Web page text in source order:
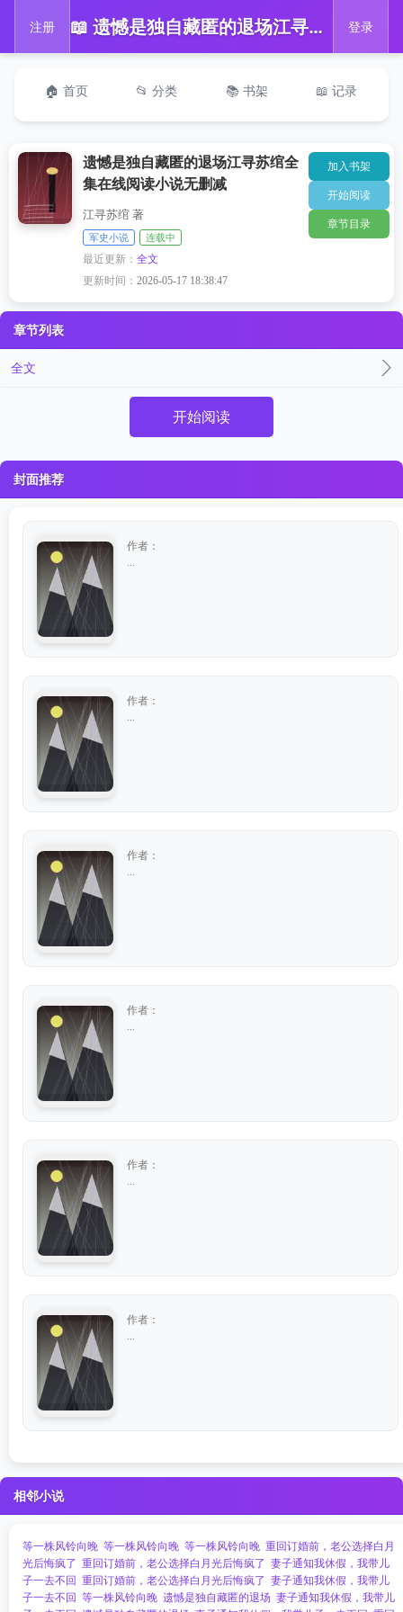
注册 📖 遗憾是独自藏匿的退场江寻苏绾全集在线阅读小说无删减 登录
🏠 首页 📂 分类 📚 书架 📖 记录
遗憾是独自藏匿的退场江寻苏绾全
集在线阅读小说无删减
江寻苏绾 著
军史小说 连载中
最近更新：全文
更新时间：2026-05-17 18:38:47
加入书架
开始阅读
章节目录
章节列表
全文
开始阅读
封面推荐
作者：
作者：
作者：
作者：
作者：
作者：
相邻小说
等一株风铃向晚 等一株风铃向晚 等一株风铃向晚 重回订婚前，老公选择白月
光后悔疯了 重回订婚前，老公选择白月光后悔疯了 妻子通知我休假，我带儿
子一去不回 重回订婚前，老公选择白月光后悔疯了 妻子通知我休假，我带儿
子一去不回 等一株风铃向晚 遗憾是独自藏匿的退场 妻子通知我休假，我带儿